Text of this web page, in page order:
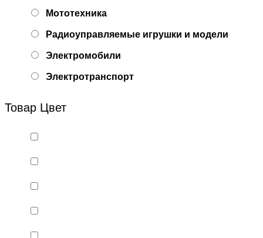
Мототехника
Радиоуправляемые игрушки и модели
Электромобили
Электротранспорт
Товар Цвет